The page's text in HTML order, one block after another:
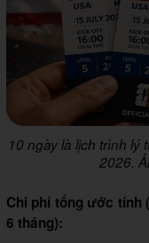
10 ngày là lịch trình lý
2026.
Chi phí tổng ước
6 tháng):